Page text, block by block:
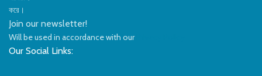
করে।
Join our newsletter!
Will be used in accordance with our
Our Social Links: